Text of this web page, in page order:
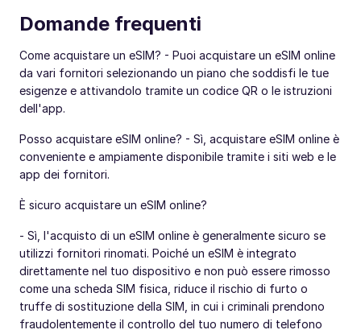
Domande frequenti
Come acquistare un eSIM? - Puoi acquistare un eSIM online
da vari fornitori selezionando un piano che soddisfi le tue
esigenze e attivandolo tramite un codice QR o le istruzioni
dell'app.
Posso acquistare eSIM online? - Sì, acquistare eSIM online è
conveniente e ampiamente disponibile tramite i siti web e le
app dei fornitori.
È sicuro acquistare un eSIM online?
- Sì, l'acquisto di un eSIM online è generalmente sicuro se
utilizzi fornitori rinomati. Poiché un eSIM è integrato
direttamente nel tuo dispositivo e non può essere rimosso
come una scheda SIM fisica, riduce il rischio di furto o
truffe di sostituzione della SIM, in cui i criminali prendono
fraudolentemente il controllo del tuo numero di telefono